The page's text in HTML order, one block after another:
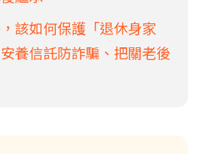
該如何保護「退休身家
養信託防詐騙、把關老後